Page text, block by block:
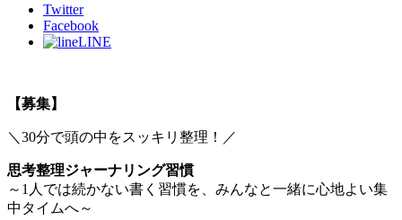
Twitter
Facebook
LINE
【募集】
＼30分で頭の中をスッキリ整理！／
思考整理ジャーナリング習慣
～1人では続かない書く習慣を、みんなと一緒に心地よい集
中タイムへ～